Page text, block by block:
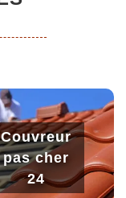
Couvreur
pas cher
24